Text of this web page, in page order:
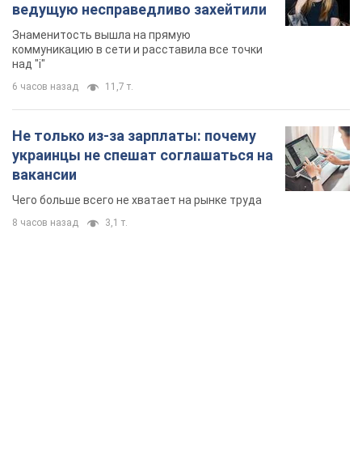
ведущую несправедливо захейтили
Знаменитость вышла на прямую
коммуникацию в сети и расставила все точки
над "i"
6 часов назад 11,7 т.
Не только из-за зарплаты: почему
украинцы не спешат соглашаться на
вакансии
Чего больше всего не хватает на рынке труда
8 часов назад 3,1 т.